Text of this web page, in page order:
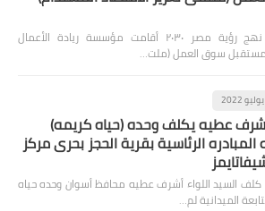
✍️ سهيلة محي على نهج رؤية مصر ٢٠٣٠ أقامت مؤسسة ريادة الأعمال
أشرف عطيه يكلف وحده (حياه كريمه)
المبادره الرئاسية بقرية الحجز بحرى مركز
السيد اللواء أشرف عطيه محافظ أسوان وحده حياه
الميدانية لم…